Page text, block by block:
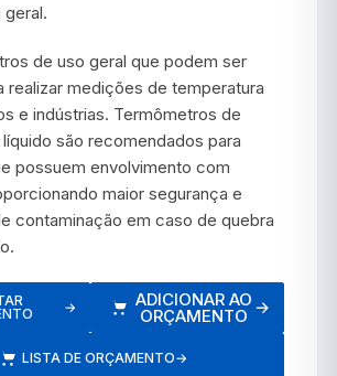
de uso geral que podem ser
realizar medições de temperatura
e indústrias. Termômetros de
são recomendados para
possuem envolvimento com
maior segurança e
contaminação em caso de quebra
→ ADICIONAR AO
ORÇAMENTO →
LISTA DE ORÇAMENTO→